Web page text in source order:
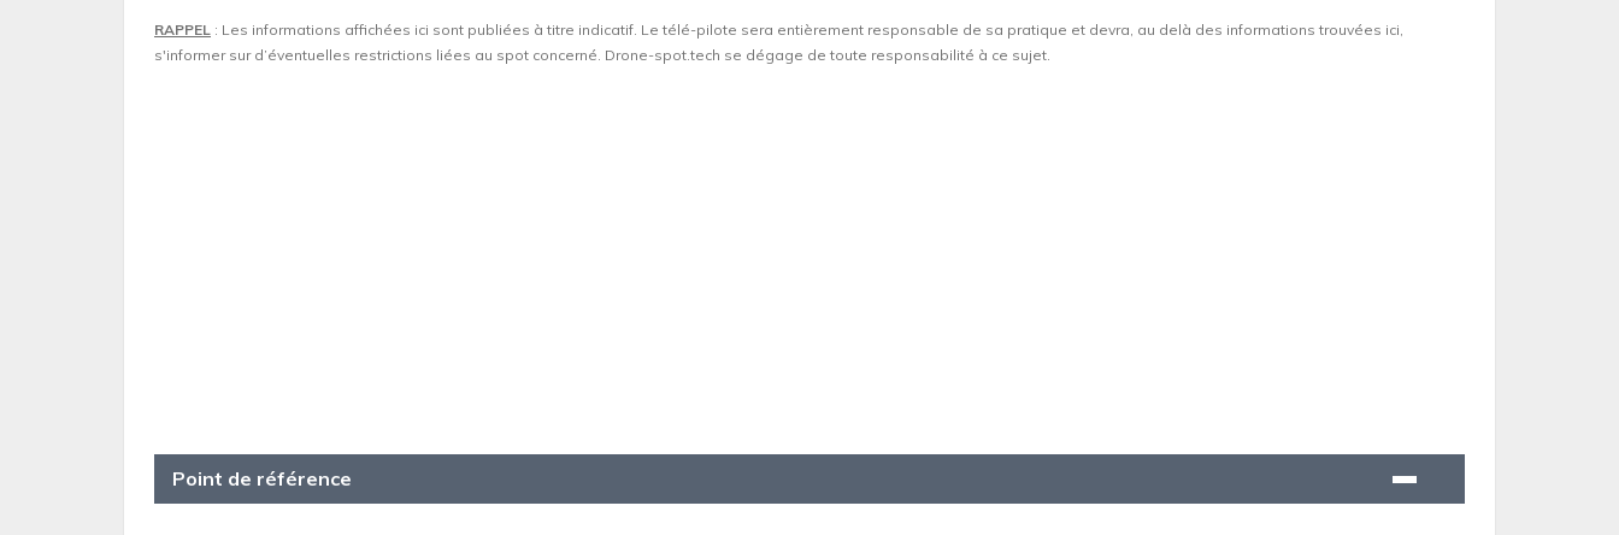
RAPPEL : Les informations affichées ici sont publiées à titre indicatif. Le télé-pilote sera entièrement responsable de sa pratique et devra, au delà des informations trouvées ici,
s'informer sur d’éventuelles restrictions liées au spot concerné. Drone-spot.tech se dégage de toute responsabilité à ce sujet.
Point de référence